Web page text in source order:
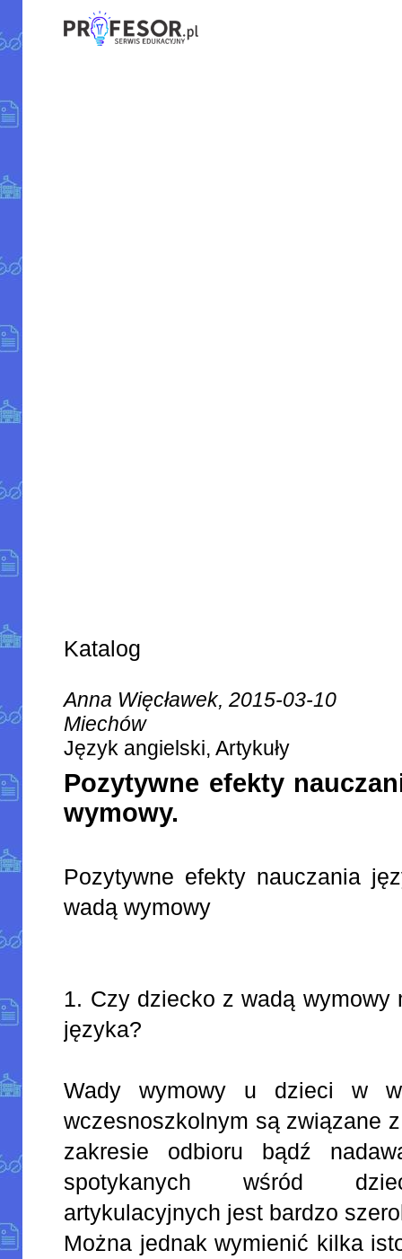
Katalog
Anna Więcławek, 2015-03-10
Miechów
Język angielski, Artykuły
Pozytywne efekty
wymowy.
Pozytywne efekty nauczania
wadą wymowy
1. Czy dziecko z wadą wymowy
języka?
Wady wymowy u dzieci w
wczesnoszkolnym są związane
zakresie odbioru bądź
spotykanych wśród
artykulacyjnych jest bardzo
Można jednak wymienić kilka